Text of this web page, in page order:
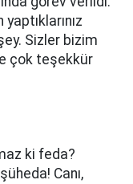
Sizler bizim
çok teşekkür
ki feda?
Canı,